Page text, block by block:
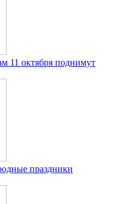
11 октября поднимут
праздники